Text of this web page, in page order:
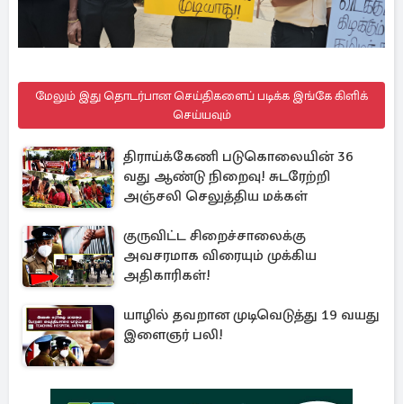
மேலும் இது தொடர்பான செய்திகளைப் படிக்க இங்கே கிளிக்
செய்யவும்
திராய்க்கேணி படுகொலையின் 36
வது ஆண்டு நிறைவு! சுடரேற்றி
அஞ்சலி செலுத்திய மக்கள்
குருவிட்ட சிறைச்சாலைக்கு
அவசரமாக விரையும் முக்கிய
அதிகாரிகள்!
யாழில் தவறான முடிவெடுத்து 19 வயது
இளைஞர் பலி!